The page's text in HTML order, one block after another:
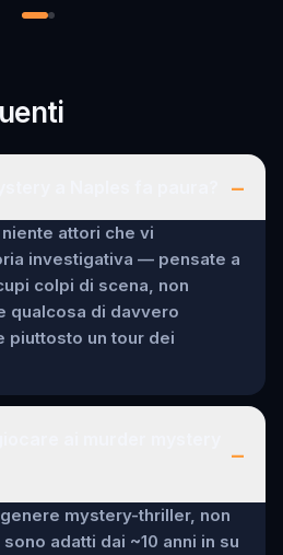
–
attori che vi
investigativa — pensate a
colpi di scena, non
qualcosa di davvero
piuttosto un tour dei
–
mystery-thriller, non
adatti dai ~10 anni in su